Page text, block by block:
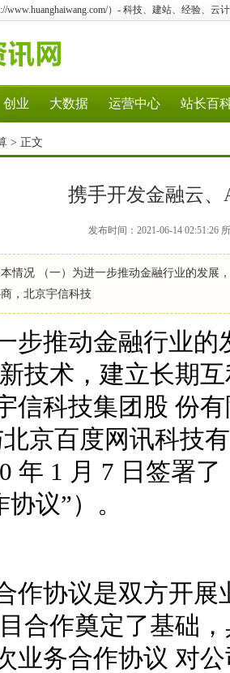
www.huanghaiwang.com/）- 科技、建站、经验、云
创业 大数据 运营中心 站长百
> 正文
携手开发金融云
发布时间：2021-06-14 02:51:26
情况 （一）为进一步推动金融行业的发展
，北京宇信科技
步推动金融行业
技术，建立长期
信科技集团股 份
京百度网讯科技
年 1 月 7 日签署
议”）。
作协议是双方开
合作奠定了基础
业务合作协议 对